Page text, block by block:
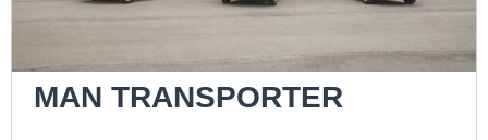
MAN TRANSPORTER